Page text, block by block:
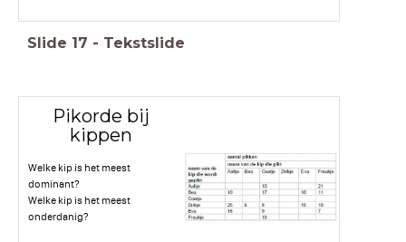
Slide 17 - Tekstslide
Pikorde bij
kippen
Welke kip is het meest
dominant?
Welke kip is het meest
onderdanig?